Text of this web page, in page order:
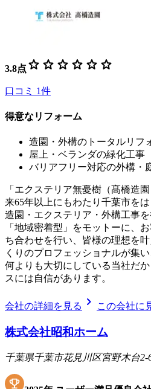
3.8点 star star star star star star
口コミ 1件
得意なリフォーム
造園・外構のトータルリフ
屋上・ベランダの緑化工事
バリアフリー対応の外構・
「エクステリア無憂樹（髙橋造
来65年以上にもわたり千葉市を
造園・エクステリア・外構工事を
「地域密着型」をモットーに、
ち合わせを行い、皆様の理想を
くりのプロフェッショナルが集
何よりも大切にしている当社だ
スには自信があります。
会社の詳細を見る chevron_right この会社に
株式会社昭和ホーム
千葉県千葉市花見川区宮野木台2-